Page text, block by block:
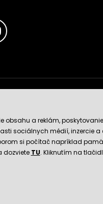
obsahu a reklám,
sociálnych médií, inzercie
si počítač napríklad
dozviete TU. Kliknutím na